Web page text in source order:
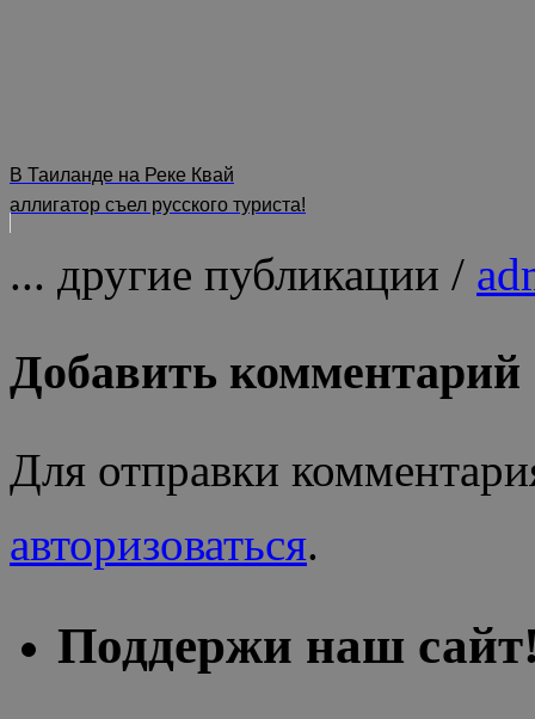
В Таиланде на Реке Квай
аллигатор съел русского туриста!
... другие публикации /
Добавить комментарий
Для отправки
авторизоваться.
Поддержи наш